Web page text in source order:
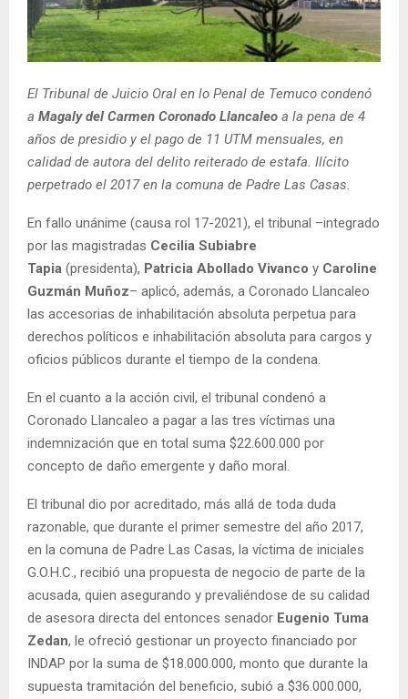
E
N
U
El Tribunal de Juicio Oral en lo Penal de Temuco condenó
a Magaly del Carmen Coronado Llancaleo a la pena de 4
años de presidio y el pago de 11 UTM mensuales, en
calidad de autora del delito reiterado de estafa. Ilícito
perpetrado el 2017 en la comuna de Padre Las Casas.
En fallo unánime (causa rol 17-2021), el tribunal –integrado
por las magistradas Cecilia Subiabre
Tapia (presidenta), Patricia Abollado Vivanco y Caroline
Guzmán Muñoz– aplicó, además, a Coronado Llancaleo
las accesorias de inhabilitación absoluta perpetua para
derechos políticos e inhabilitación absoluta para cargos y
oficios públicos durante el tiempo de la condena.
En el cuanto a la acción civil, el tribunal condenó a
Coronado Llancaleo a pagar a las tres víctimas una
indemnización que en total suma $22.600.000 por
concepto de daño emergente y daño moral.
El tribunal dio por acreditado, más allá de toda duda
razonable, que durante el primer semestre del año 2017,
en la comuna de Padre Las Casas, la víctima de iniciales
G.O.H.C., recibió una propuesta de negocio de parte de la
acusada, quien asegurando y prevaliéndose de su calidad
de asesora directa del entonces senador Eugenio Tuma
Zedan, le ofreció gestionar un proyecto financiado por
INDAP por la suma de $18.000.000, monto que durante la
supuesta tramitación del beneficio, subió a $36.000.000,